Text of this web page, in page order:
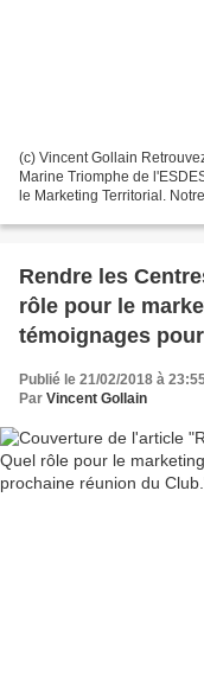
(c) Vincent Gollain
Marine Triomphe de
le Marketing Territorial.
Rendre les
rôle pour le
témoignages
Publié le 21/02/2018 à
Par Vincent Gollain